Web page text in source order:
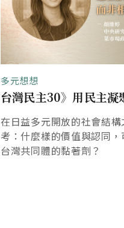
多元想想
台灣民主30》用民主凝
在日益多元開放的社會結
考：什麼樣的價值與認同
台灣共同體的黏著劑？